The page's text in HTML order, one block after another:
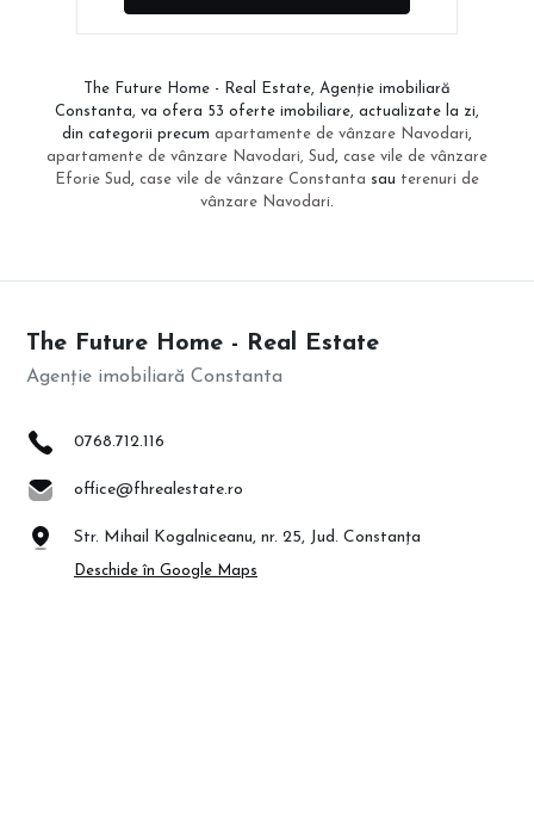
The Future Home - Real Estate, Agenție imobiliară
Constanta, va ofera 53 oferte imobiliare, actualizate la zi,
din categorii precum apartamente de vânzare Navodari,
apartamente de vânzare Navodari, Sud, case vile de vânzare
Eforie Sud, case vile de vânzare Constanta sau terenuri de
vânzare Navodari.
The Future Home - Real Estate
Agenție imobiliară Constanta
0768.712.116
office@fhrealestate.ro
Str. Mihail Kogalniceanu, nr. 25, Jud. Constanța
Deschide în Google Maps